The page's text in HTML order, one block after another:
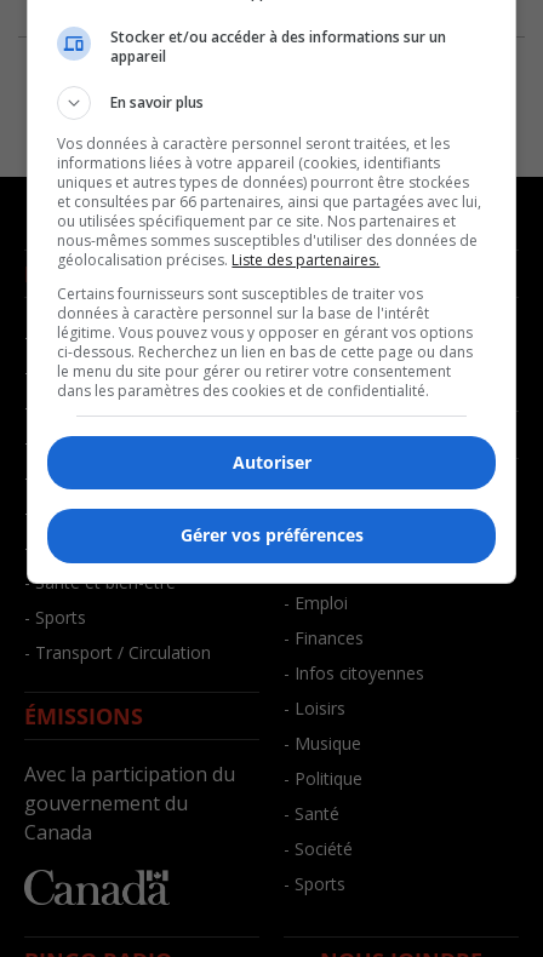
NOUVELLES
- Affaires municipales
- Communauté / Social
- Culture
- Économie
- Éducation
- Environnement
- Faits divers
- Santé et bien-être
- Sports
- Transport / Circulation
ÉMISSIONS
Avec la participation du
gouvernement du
Canada
MUSIQUE
- Décompte franco
- Joué récemment
BALADOS
- Art de vivre
- Bien-être
- Emploi
- Finances
- Infos citoyennes
- Loisirs
- Musique
- Politique
- Santé
- Société
- Sports
Stocker et/ou accéder à des informations sur un
appareil
En savoir plus
Vos données à caractère personnel seront traitées, et les
informations liées à votre appareil (cookies, identifiants
uniques et autres types de données) pourront être stockées
et consultées par 66 partenaires, ainsi que partagées avec lui,
ou utilisées spécifiquement par ce site. Nos partenaires et
nous-mêmes sommes susceptibles d'utiliser des données de
géolocalisation précises. Liste des partenaires.
Certains fournisseurs sont susceptibles de traiter vos
données à caractère personnel sur la base de l'intérêt
légitime. Vous pouvez vous y opposer en gérant vos options
ci-dessous. Recherchez un lien en bas de cette page ou dans
le menu du site pour gérer ou retirer votre consentement
dans les paramètres des cookies et de confidentialité.
Autoriser
Gérer vos préférences